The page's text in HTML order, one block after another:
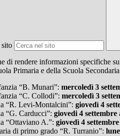
di rendere informazioni specifiche
Primaria e della Scuola
“B. Munari”: mercoledì 3
“C. Collodi”: mercoledì 3
“R. Levi-Montalcini”: giovedì 4
“G. Carducci”: giovedi 4 settembre
“Ottaviano A.”: giovedì 4 settembre
di primo grado “R. Turranio”: